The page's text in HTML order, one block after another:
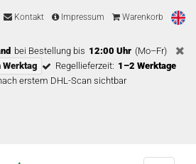
Kontakt Impressum Warenkorb
bei Bestellung bis 12:00 Uhr (Mo–Fr)
Werktag
Regellieferzeit: 1–2 Werktage
erstem DHL-Scan sichtbar